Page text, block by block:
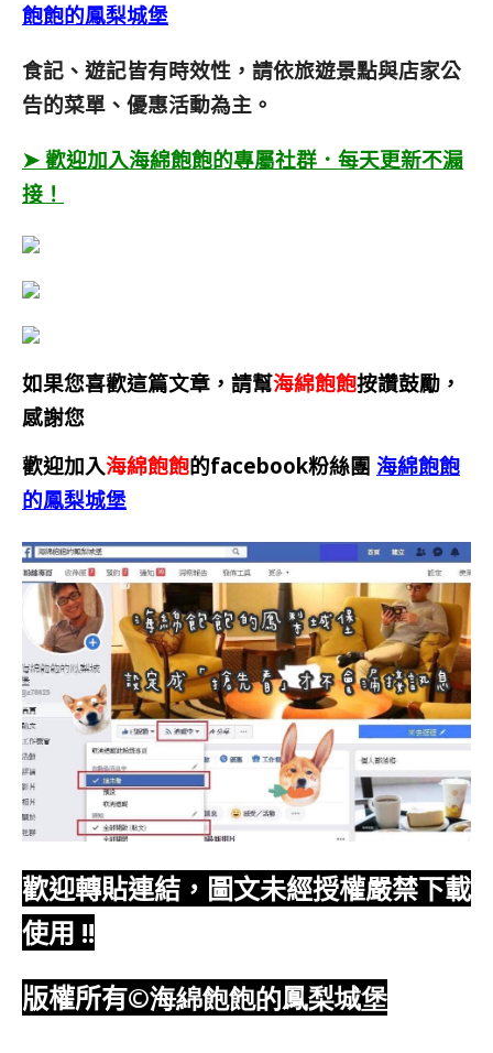
飽飽的鳳梨城堡
食記、遊記皆有時效性，請依旅遊景點與店家公
告的菜單、優惠活動為主。
➤ 歡迎加入海綿飽飽的專屬社群．每天更新不漏
接！
如果您喜歡這篇文章，請幫海綿飽飽按讚鼓勵，
感謝您
歡迎加入海綿飽飽的facebook粉絲團 海綿飽飽
的鳳梨城堡
歡迎轉貼連結，圖文未經授權嚴禁下載
使用 !!
版權所有©海綿飽飽的鳳梨城堡